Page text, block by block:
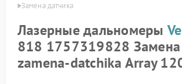
Замена датчика
Лазерные дальномеры
818 1757319828 Замена
zamena-datchika Array